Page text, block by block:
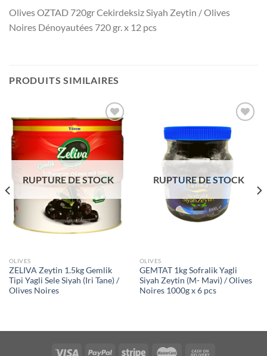
Olives OZTAD 720gr Cekirdeksiz Siyah Zeytin / Olives
Noires Dénoyautées 720 gr. x 12 pcs
PRODUITS SIMILAIRES
Ajouter
à la liste
RUPTURE DE STOCK
OLIVES
ZELIVA Zeytin 1.5kg Gemlik
Tipi Yagli Sele Siyah (Iri Tane) /
Olives Noires
Ajouter
à la liste
souhaits
RUPTURE DE STOCK
OLIVES
GEMTAT 1kg Sofralik Yagli
Siyah Zeytin (M- Mavi) / Olives
Noires 1000g x 6 pcs